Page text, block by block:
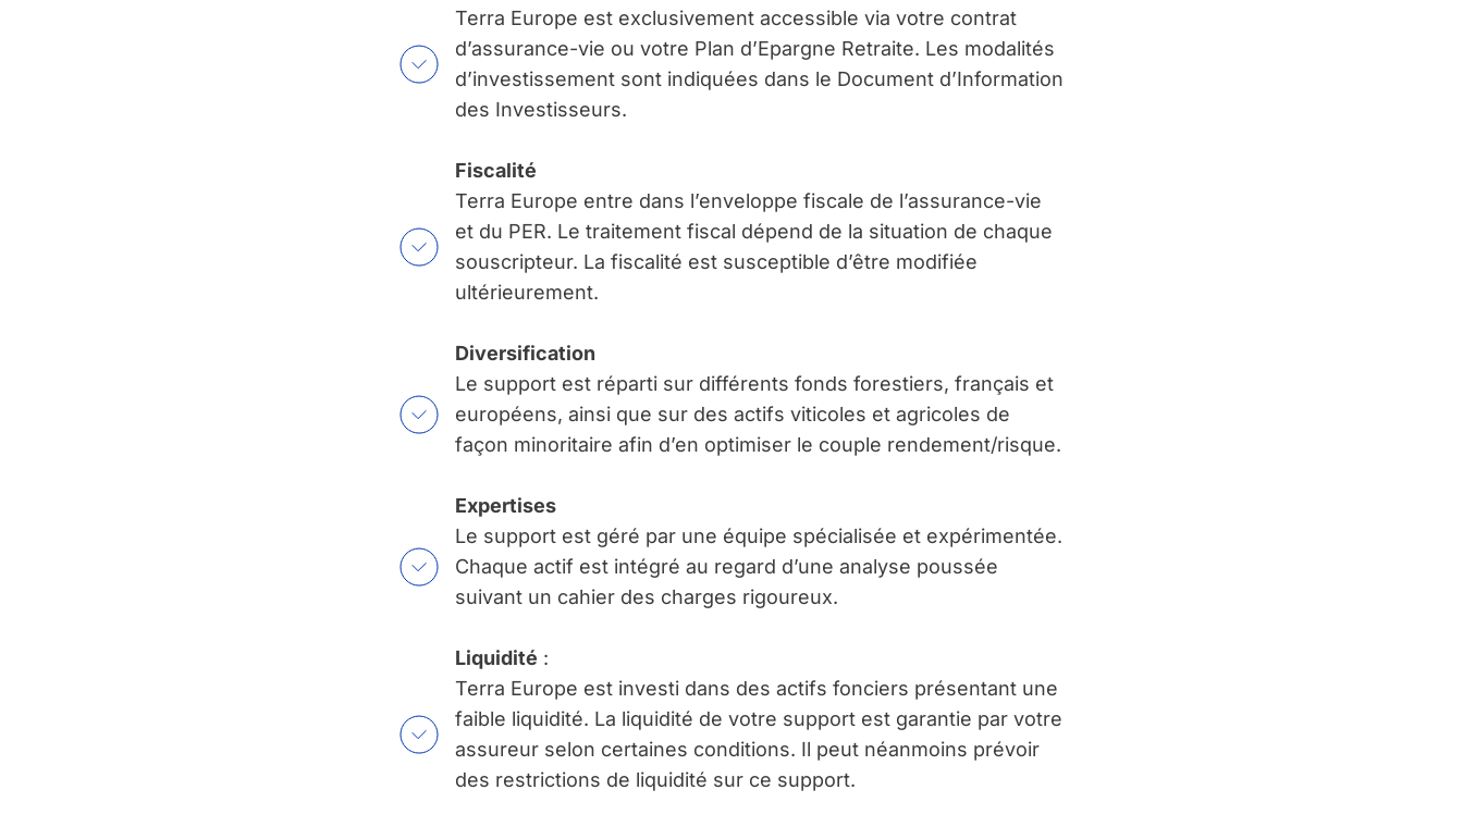
Terra Europe est exclusivement accessible via votre contrat
d’assurance-vie ou votre Plan d’Epargne Retraite. Les modalités
d’investissement sont indiquées dans le Document d’Information
des Investisseurs.
Fiscalité
Terra Europe entre dans l’enveloppe fiscale de l’assurance-vie
et du PER. Le traitement fiscal dépend de la situation de chaque
souscripteur. La fiscalité est susceptible d’être modifiée
ultérieurement.
Diversification
Le support est réparti sur différents fonds forestiers, français et
européens, ainsi que sur des actifs viticoles et agricoles de
façon minoritaire afin d’en optimiser le couple rendement/risque.
Expertises
Le support est géré par une équipe spécialisée et expérimentée.
Chaque actif est intégré au regard d’une analyse poussée
suivant un cahier des charges rigoureux.
Liquidité :
Terra Europe est investi dans des actifs fonciers présentant une
faible liquidité. La liquidité de votre support est garantie par votre
assureur selon certaines conditions. Il peut néanmoins prévoir
des restrictions de liquidité sur ce support.